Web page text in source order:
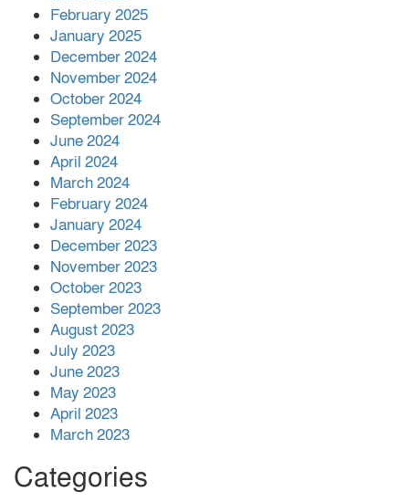
বনানীতে গাড়িচাপায় পোশাকশ্রমিক নিহত,
সড়ক অবরোধ
শহীদের রক্তের সঙ্গে বেইমানি হয় এমন কাজ
কেউ যেন না করি -জামায়াত আমির
February 2025
January 2025
December 2024
November 2024
October 2024
September 2024
June 2024
April 2024
March 2024
February 2024
January 2024
December 2023
November 2023
October 2023
September 2023
August 2023
July 2023
June 2023
May 2023
April 2023
March 2023
Categories